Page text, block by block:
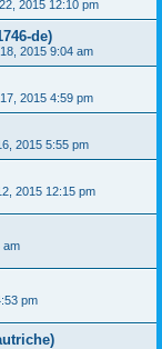
2015 12:10 pm
de)
2015 9:04 am
2015 4:59 pm
2015 5:55 pm
2015 12:15 pm
am
pm